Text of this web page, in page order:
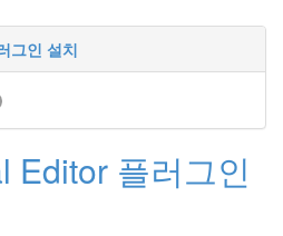
그인 설치
Editor 플러그인